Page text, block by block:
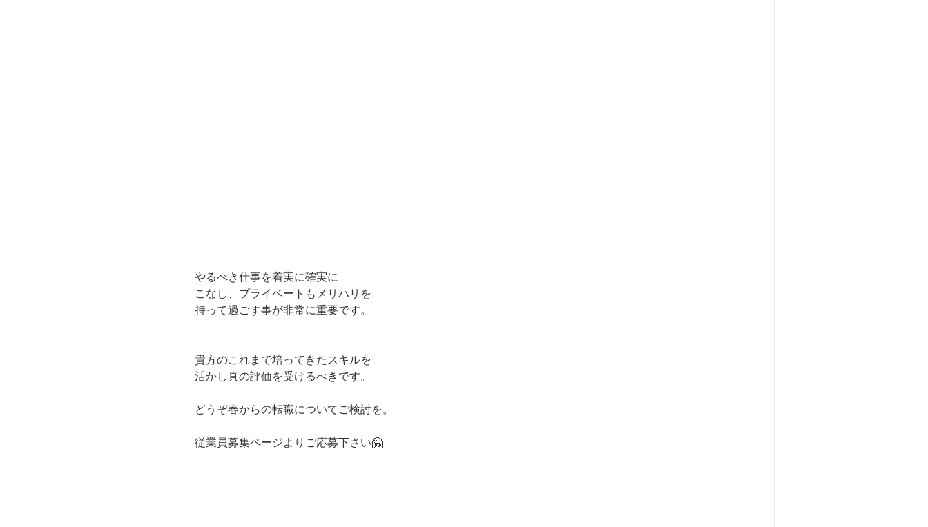
やるべき仕事を着実に確実に
こなし、プライベートもメリハリを
持って過ごす事が非常に重要です。
貴方のこれまで培ってきたスキルを
活かし真の評価を受けるべきです。
どうぞ春からの転職についてご検討を。
従業員募集ページよりご応募下さい🤗